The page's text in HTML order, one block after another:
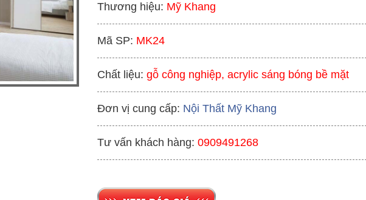
Thương hiệu: Mỹ Khang
Mã SP: MK24
Chất liệu: gỗ công nghiệp, acrylic sáng bóng bề mặt
Đơn vị cung cấp: Nội Thất Mỹ Khang
Tư vấn khách hàng: 0909491268